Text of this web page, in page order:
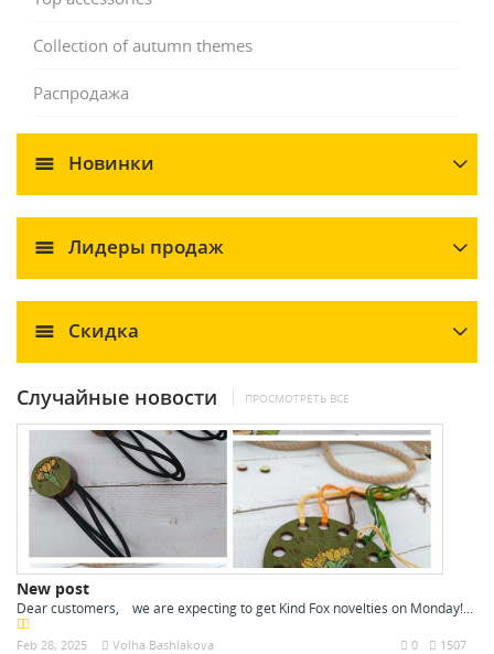
Collection of autumn themes
Распродажа
Новинки
Лидеры продаж
Скидка
Случайные новости ПРОСМОТРЕТЬ ВСЕ
New post
Dear customers, we are expecting to get Kind Fox novelties on Monday!...
Feb 28, 2025 Volha Bashlakova 1507
0